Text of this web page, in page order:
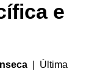
e
| Última